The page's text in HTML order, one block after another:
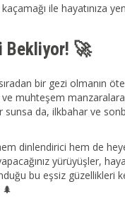
ile hayatınıza
Bekliyor! 🚀
bir gezi olmanın
muhteşem manzaralara
da, ilkbahar ve
dinlendirici hem de
yürüyüşler,
bu eşsiz